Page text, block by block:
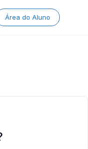
Área do Aluno